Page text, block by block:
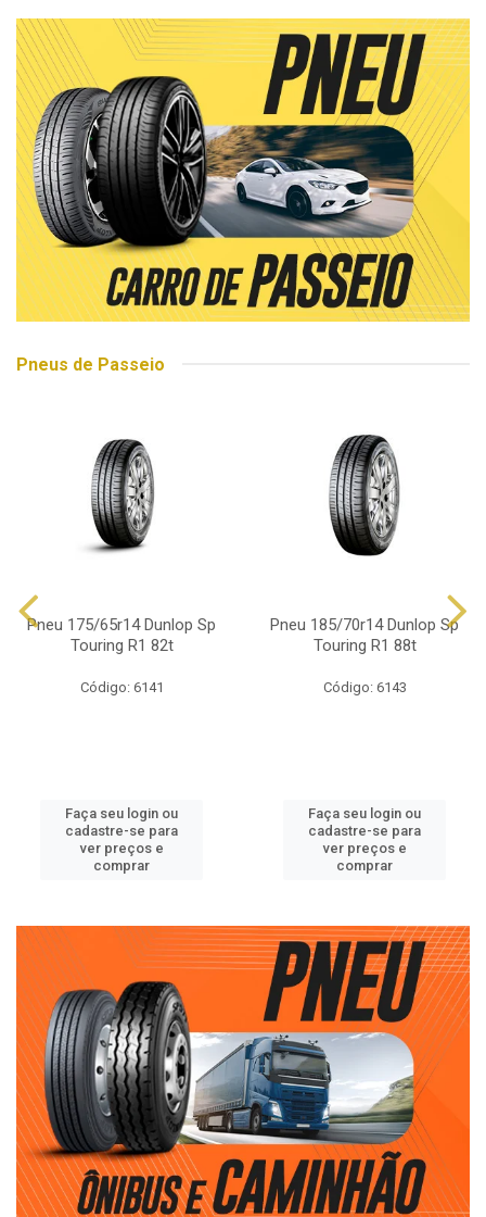
Pneus de Passeio
Pneu 175/65r14 Dunlop Sp
Touring R1 82t
Código: 6141
Faça seu login ou
cadastre-se para
ver preços e
comprar
Pneu 185/70r14 Dunlop Sp
Touring R1 88t
Código: 6143
Faça seu login ou
cadastre-se para
ver preços e
comprar